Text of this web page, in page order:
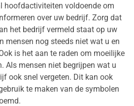
hoofdactiviteiten voldoende om
over uw bedrijf. Zorg dat
het bedrijf vermeld staat op uw
mensen nog steeds niet wat u en
is het aan te raden om moeilijke
Als mensen niet begrijpen wat u
ook snel vergeten. Dit kan ook
te maken van de symbolen